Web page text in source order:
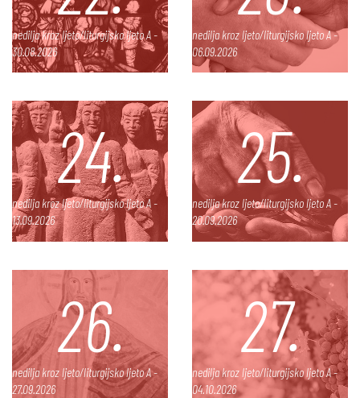
nedilja kroz ljeto/liturgijsko ljeto A -
30.08.2026
nedilja kroz ljeto/liturgijsko ljeto A -
06.09.2026
24.
nedilja kroz ljeto/liturgijsko ljeto A -
13.09.2026
25.
nedilja kroz ljeto/liturgijsko ljeto A -
20.09.2026
26.
nedilja kroz ljeto/liturgijsko ljeto A -
27.09.2026
27.
nedilja kroz ljeto/liturgijsko ljeto A -
04.10.2026